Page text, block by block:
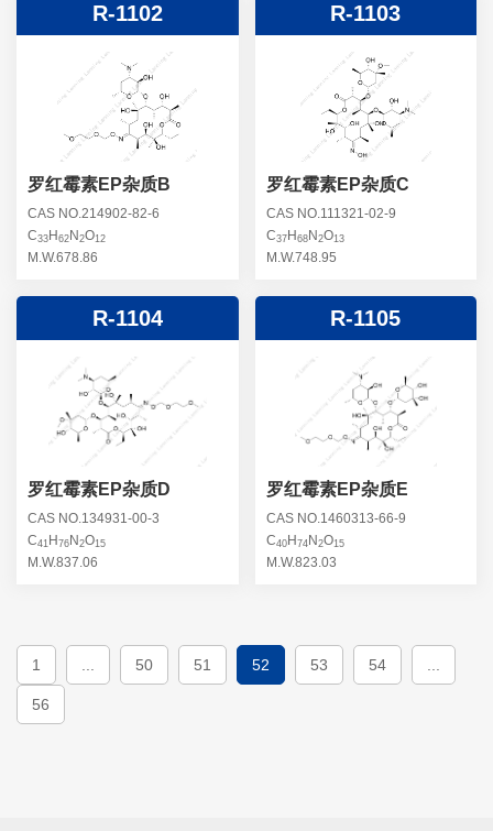
R-1102
罗红霉素EP杂质B
CAS NO.214902-82-6
C33 H 62 N 2O12
M.W.678.86
R-1103
罗红霉素EP杂质C
CAS NO.111321-02-9
C37H 68N 2O13
M.W.748.95
R-1104
罗红霉素EP杂质D
CAS NO.134931-00-3
C41 H 76 N 2O15
M.W.837.06
R-1105
罗红霉素EP杂质E
CAS NO.1460313-66-9
C40H 74 N 2O15
M.W.823.03
1 50 51 52 53 54
56